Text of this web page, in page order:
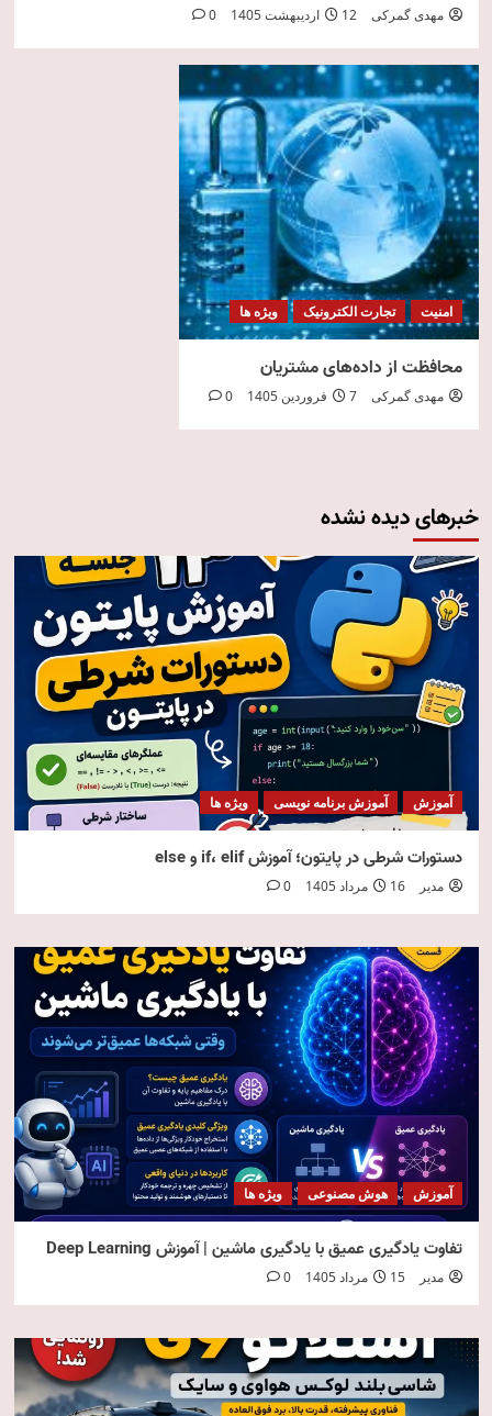
مهدی گمرکی 12 اردیبهشت 1405 0
امنیت تجارت الکترونیک ویژه ها
محافظت از داده‌های مشتریان
مهدی گمرکی 7 فروردین 1405 0
خبرهای دیده نشده
آموزش آموزش برنامه نویسی ویژه ها
دستورات شرطی در پایتون؛ آموزش if، elif و else
مدیر 16 مرداد 1405 0
آموزش هوش مصنوعی ویژه ها
تفاوت یادگیری عمیق با یادگیری ماشین | آموزش Deep Learning
مدیر 15 مرداد 1405 0